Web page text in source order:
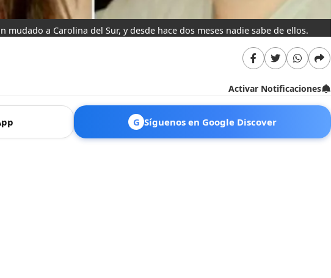
mudado a Carolina del Sur, y desde hace dos meses nadie sabe de ellos.
Activar Notificaciones
G Síguenos en Google Discover